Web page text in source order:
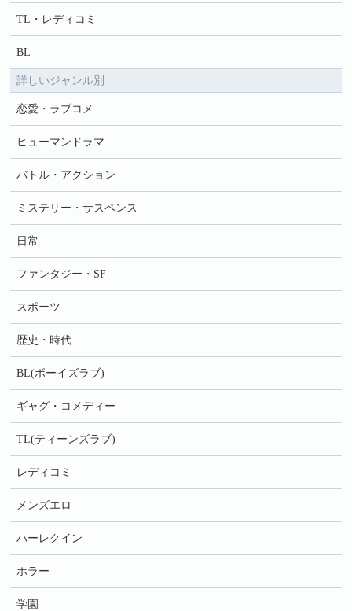
TL・レディコミ
BL
詳しいジャンル別
恋愛・ラブコメ
ヒューマンドラマ
バトル・アクション
ミステリー・サスペンス
日常
ファンタジー・SF
スポーツ
歴史・時代
BL(ボーイズラブ)
ギャグ・コメディー
TL(ティーンズラブ)
レディコミ
メンズエロ
ハーレクイン
ホラー
学園